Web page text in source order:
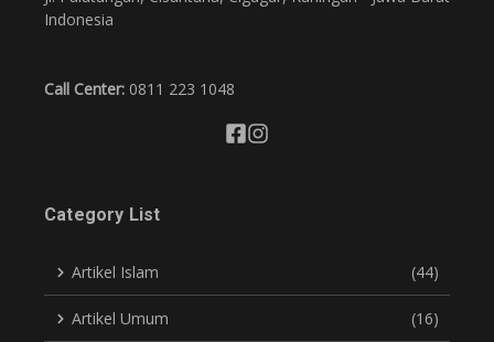
Indonesia
Call Center: 0811 223 1048
Category List
Artikel Islam (44)
Artikel Umum (16)